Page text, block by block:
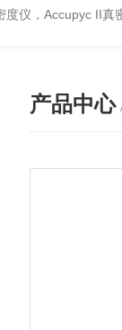
度仪，Accupyc II真
产品中心